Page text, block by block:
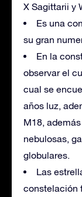
X Sagittarii y
Es una
su gran
En la
observar el
cual se
años luz,
M18,
nebulosas,
globulares.
Las
constelación